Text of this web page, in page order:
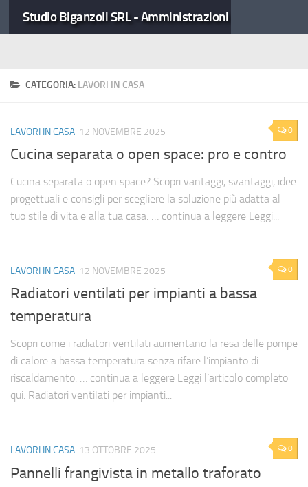
CATEGORIA: LAVORI IN CASA
0
LAVORI IN CASA 12 NOVEMBRE 2025
Cucina separata o open space: pro e contro
Cucina separata o open space? Scopri vantaggi, svantaggi, idee
progettuali e consigli per scegliere la soluzione più adatta al
tuo stile di vita e alla tua casa. … continua a leggere Leggi...
0
LAVORI IN CASA 12 NOVEMBRE 2025
Radiatori ventilati per impianti a bassa
temperatura
Scopri come i radiatori ventilati aumentano la resa delle pompe
di calore a bassa temperatura senza rifare l’impianto di
riscaldamento. … continua a leggere Leggi l’articolo completo
qui: Radiatori ventilati per impianti...
0
LAVORI IN CASA 13 OTTOBRE 2025
Pannelli frangivista in metallo traforato